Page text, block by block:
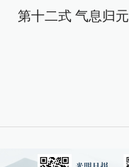
第十二式 气息归元